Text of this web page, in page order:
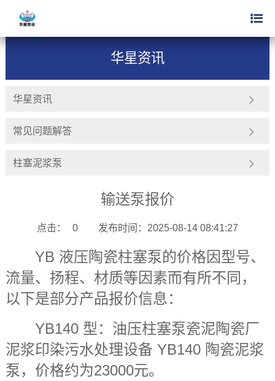
新闻动态
华星资讯
华星资讯
常见问题解答
柱塞泥浆泵
输送泵报价
点击： 0 发布时间：2025-08-14 08:41:27
YB 液压陶瓷柱塞泵的价格因型号、
流量、扬程、材质等因素而有所不同，
以下是部分产品报价信息：
YB140 型：油压柱塞泵瓷泥陶瓷厂
泥浆印染污水处理设备 YB140 陶瓷泥浆
泵，价格约为23000元。